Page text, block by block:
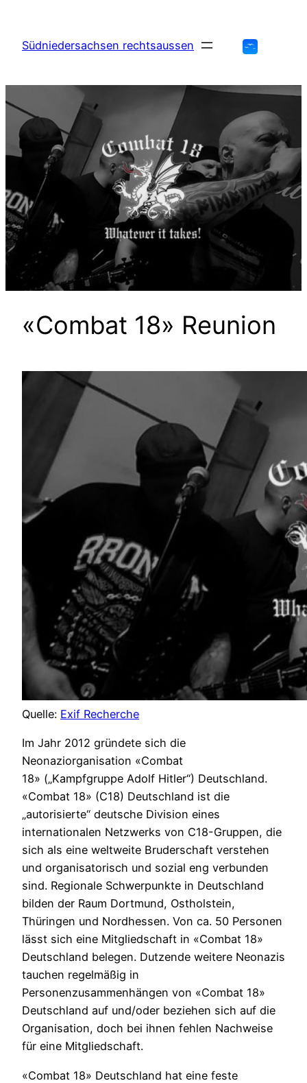
springen
Südniedersachsen rechtsaussen
«Combat 18» Reunion
Quelle: Exif Recherche
Im Jahr 2012 gründete sich die
Neonaziorganisation «Combat
18» („Kampfgruppe Adolf Hitler“) Deutschland.
«Combat 18» (C18) Deutschland ist die
„autorisierte“ deutsche Division eines
internationalen Netzwerks von C18-Gruppen, die
sich als eine weltweite Bruderschaft verstehen
und organisatorisch und sozial eng verbunden
sind. Regionale Schwerpunkte in Deutschland
bilden der Raum Dortmund, Ostholstein,
Thüringen und Nordhessen. Von ca. 50 Personen
lässt sich eine Mitgliedschaft in «Combat 18»
Deutschland belegen. Dutzende weitere Neonazis
tauchen regelmäßig in
Personenzusammenhängen von «Combat 18»
Deutschland auf und/oder beziehen sich auf die
Organisation, doch bei ihnen fehlen Nachweise
für eine Mitgliedschaft.
«Combat 18» Deutschland hat eine feste